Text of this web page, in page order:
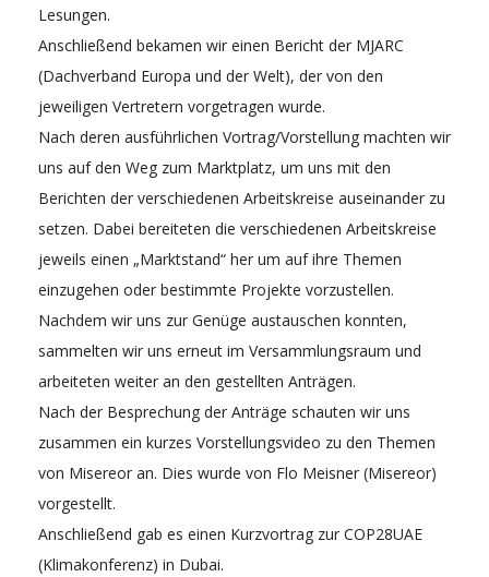
Lesungen.
Anschließend bekamen wir einen Bericht der MJARC
(Dachverband Europa und der Welt), der von den
jeweiligen Vertretern vorgetragen wurde.
Nach deren ausführlichen Vortrag/Vorstellung machten wir
uns auf den Weg zum Marktplatz, um uns mit den
Berichten der verschiedenen Arbeitskreise auseinander zu
setzen. Dabei bereiteten die verschiedenen Arbeitskreise
jeweils einen „Marktstand“ her um auf ihre Themen
einzugehen oder bestimmte Projekte vorzustellen.
Nachdem wir uns zur Genüge austauschen konnten,
sammelten wir uns erneut im Versammlungsraum und
arbeiteten weiter an den gestellten Anträgen.
Nach der Besprechung der Anträge schauten wir uns
zusammen ein kurzes Vorstellungsvideo zu den Themen
von Misereor an. Dies wurde von Flo Meisner (Misereor)
vorgestellt.
Anschließend gab es einen Kurzvortrag zur COP28UAE
(Klimakonferenz) in Dubai.